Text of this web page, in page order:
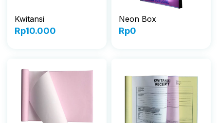
Kwitansi
Rp10.000
Neon Box
Rp0